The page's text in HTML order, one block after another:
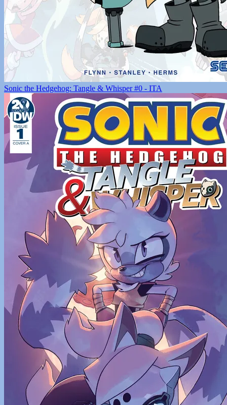
Sonic the Hedgehog: Tangle & Whisper #0 - ITA